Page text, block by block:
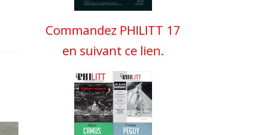
Commandez PHILITT 17
en suivant ce lien.